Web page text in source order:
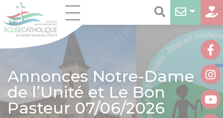
Annonces Notre-Dame
de l’Unité et Le Bon
Pasteur 07/06/2026